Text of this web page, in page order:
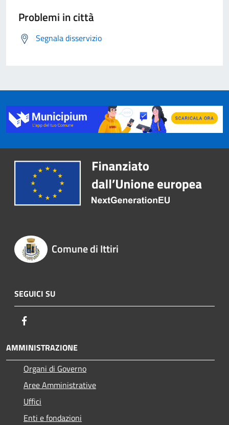
Problemi in città
Segnala disservizio
Comune di Ittiri
SEGUICI SU
AMMINISTRAZIONE
Organi di Governo
Aree Amministrative
Uffici
Enti e fondazioni